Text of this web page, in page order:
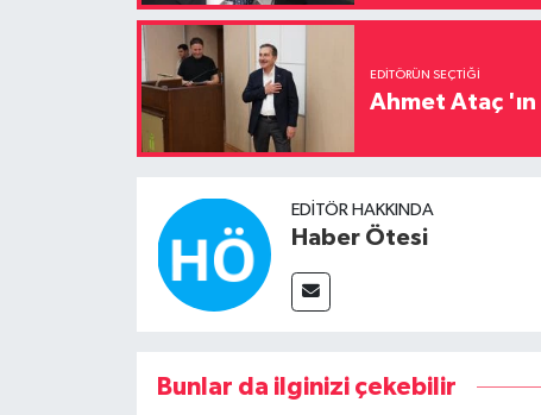
EDITÖRÜN SEÇTIĞI
Ahmet Ataç 'ın
EDITÖR HAKKINDA
Haber Ötesi
Bunlar da ilginizi çekebilir